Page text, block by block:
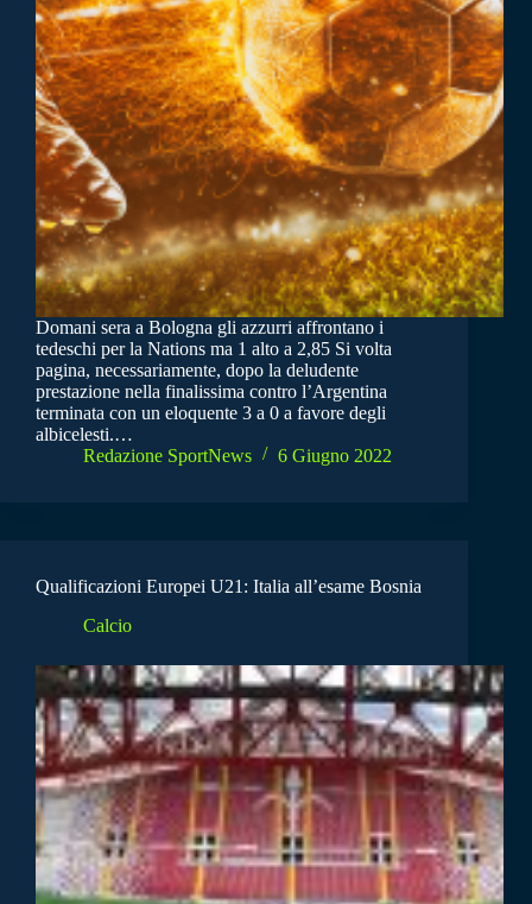
Domani sera a Bologna gli azzurri affrontano i
tedeschi per la Nations ma 1 alto a 2,85 Si volta
pagina, necessariamente, dopo la deludente
prestazione nella finalissima contro l’Argentina
terminata con un eloquente 3 a 0 a favore degli
albicelesti.…
Redazione SportNews
6 Giugno 2022
Qualificazioni Europei U21: Italia all’esame Bosnia
Calcio